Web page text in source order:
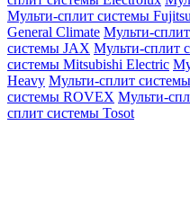
Мульти-сплит системы
General Climate Мульти-
системы JAX Мульти-сплит
системы Mitsubishi Electric
Heavy Мульти-сплит
системы ROVEX Мульти-
сплит системы Tosot